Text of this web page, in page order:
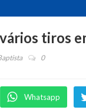
tiros
0
Whatsapp